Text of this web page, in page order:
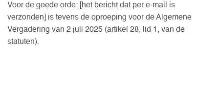
Voor de goede orde: [het bericht dat per e-mail is
verzonden] is tevens de oproeping voor de Algemene
Vergadering van 2 juli 2025 (artikel 28, lid 1, van de
statuten).